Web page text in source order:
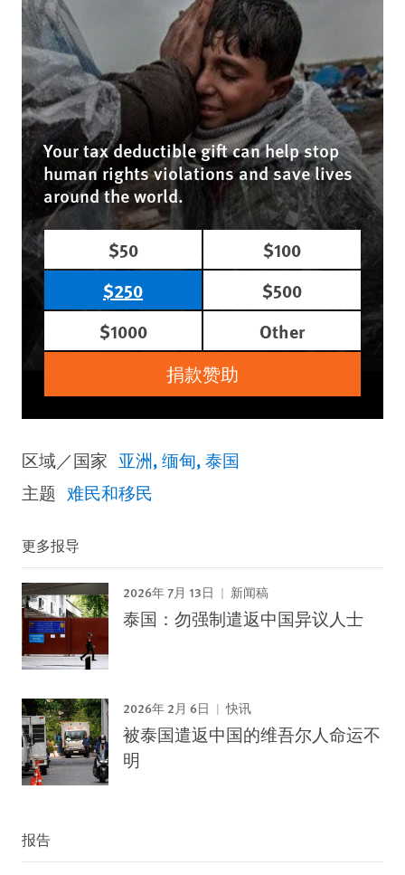
Your tax deductible gift can help stop
human rights violations and save lives
around the world.
$50
$100
$250
$500
$1000
Other
捐款赞助
区域／国家 亚洲 缅甸 泰国
主题 难民和移民
更多报导
2026年 7月 13日 新闻稿
泰国：勿强制遣返中国异议人士
2026年 2月 6日 快讯
被泰国遣返中国的维吾尔人命运不
明
报告